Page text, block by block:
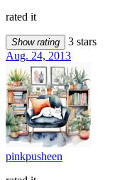
rated it
Show rating
3 stars
Aug. 24, 2013
pinkpusheen